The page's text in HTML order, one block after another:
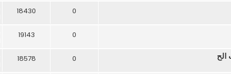
0
18430
0
19143
0
18578